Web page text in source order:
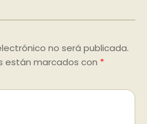
no será publicada.
están marcados con *